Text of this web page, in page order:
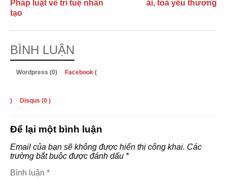
Pháp luật về trí tuệ nhân
tạo
ái, toả yêu thương
BÌNH LUẬN
Wordpress (0) Facebook (
) Disqus (0 )
Để lại một bình luận
Email của bạn sẽ không được hiển thị công khai. Các
trường bắt buộc được đánh dấu *
Bình luận *